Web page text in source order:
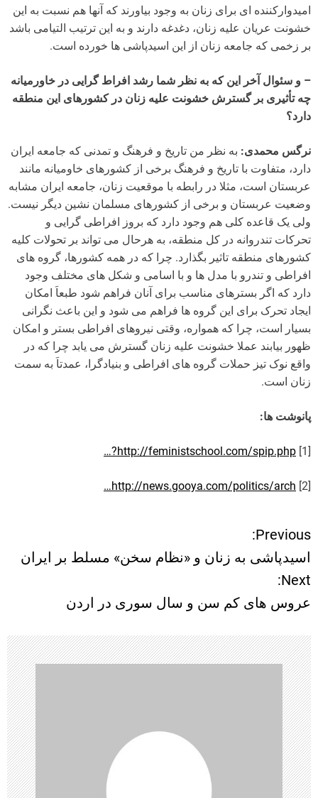
امیدوارکننده ای برای زنان به وجود بیاورند که آنها هم نسبت به این
خشونت عریان علیه زنان، دغدغه دارند و به این ترتیب التیامی باشد
بر زخمی که جامعه زنان از این اسیدپاشی ها خورده است.
– و سئوال آخر این که به نظر شما رشد افراط گرایی در خاورمیانه
چه تأثیری بر گسترش خشونت علیه زنان در کشورهای این منطقه
دارد؟
نرگس محمدی: به نظر من تاریخ و فرهنگ و تمدنی که جامعه ایران
دارد، متفاوت با تاریخ و فرهنگ برخی از کشورهای خاومیانه مانند
عربستان است، مثلا در رابطه با موقعیت زنان، جامعه ایران مشابه
وضعیت عربستان و برخی از کشورهای مسلمان نشین دیگر نیست.
ولی یک قاعده کلی هم وجود دارد که بروز افراطی گرایی و
تحرکات تندروانه در کل منطقه، به هرحال می تواند بر تحولات کلیه
کشورهای منطقه تاثیر بگذارد. چرا که در همه کشورها، گروه های
افراطی و تندرو با مدل ها و با اسامی و شکل های مختلف وجود
دارد که اگر بسترهای مناسب برای آنان فراهم شود طبعاَ امکان
ایجاد تحرک برای این گروه ها فراهم می شود و این باعث نگرانی
بسیار است، چرا که همواره، وقتی نیروهای افراطی بستر و امکان
ظهور بیابند عملا خشونت علیه زنان گسترش می یابد چرا که در
واقع نوک تیز حملات گروه های افراطی و بنیادگرا، عمدتاَ به سمت
زنان است.
پانوشت ها:
[1]
http://feministschool.com/spip.php?…
[2]
http://news.gooya.com/politics/arch…
ر
ا
ه
ب
ر
ی
ن
و
Previous:
اسیدپاشی به زنان و «نظام سخن» مسلط بر ایران
Next:
عروس های کم سن و سال سوری در اردن